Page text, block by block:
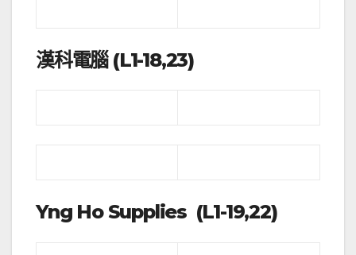
漢科電腦 (L1-18,23)
Yng Ho Supplies (L1-19,22)